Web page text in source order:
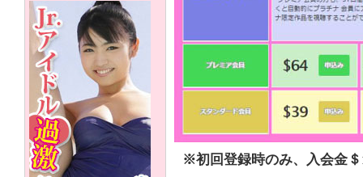
※初回登録時のみ、入会金